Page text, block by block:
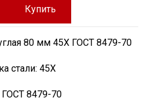
Купить
80 мм 45Х ГОСТ 8479-70
стали: 45Х
ГОСТ 8479-70